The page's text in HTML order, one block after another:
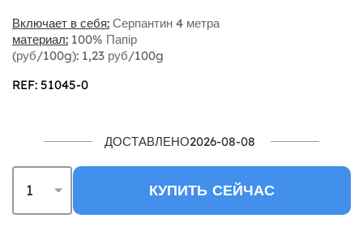
Включает в себя: Серпантин 4 метра
материал: 100% Папір
(руб/100g): 1,23 руб/100g
REF: 51045-0
ДОСТАВЛЕНО2026-08-08
КУПИТЬ СЕЙЧАС